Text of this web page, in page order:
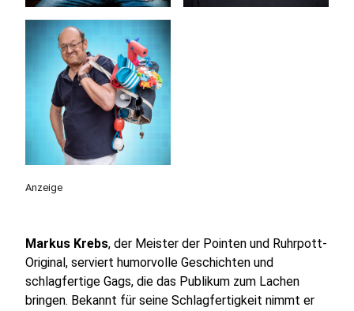
Anzeige
Markus Krebs, der Meister der Pointen und Ruhrpott-
Original, serviert humorvolle Geschichten und
schlagfertige Gags, die das Publikum zum Lachen
bringen. Bekannt für seine Schlagfertigkeit nimmt er